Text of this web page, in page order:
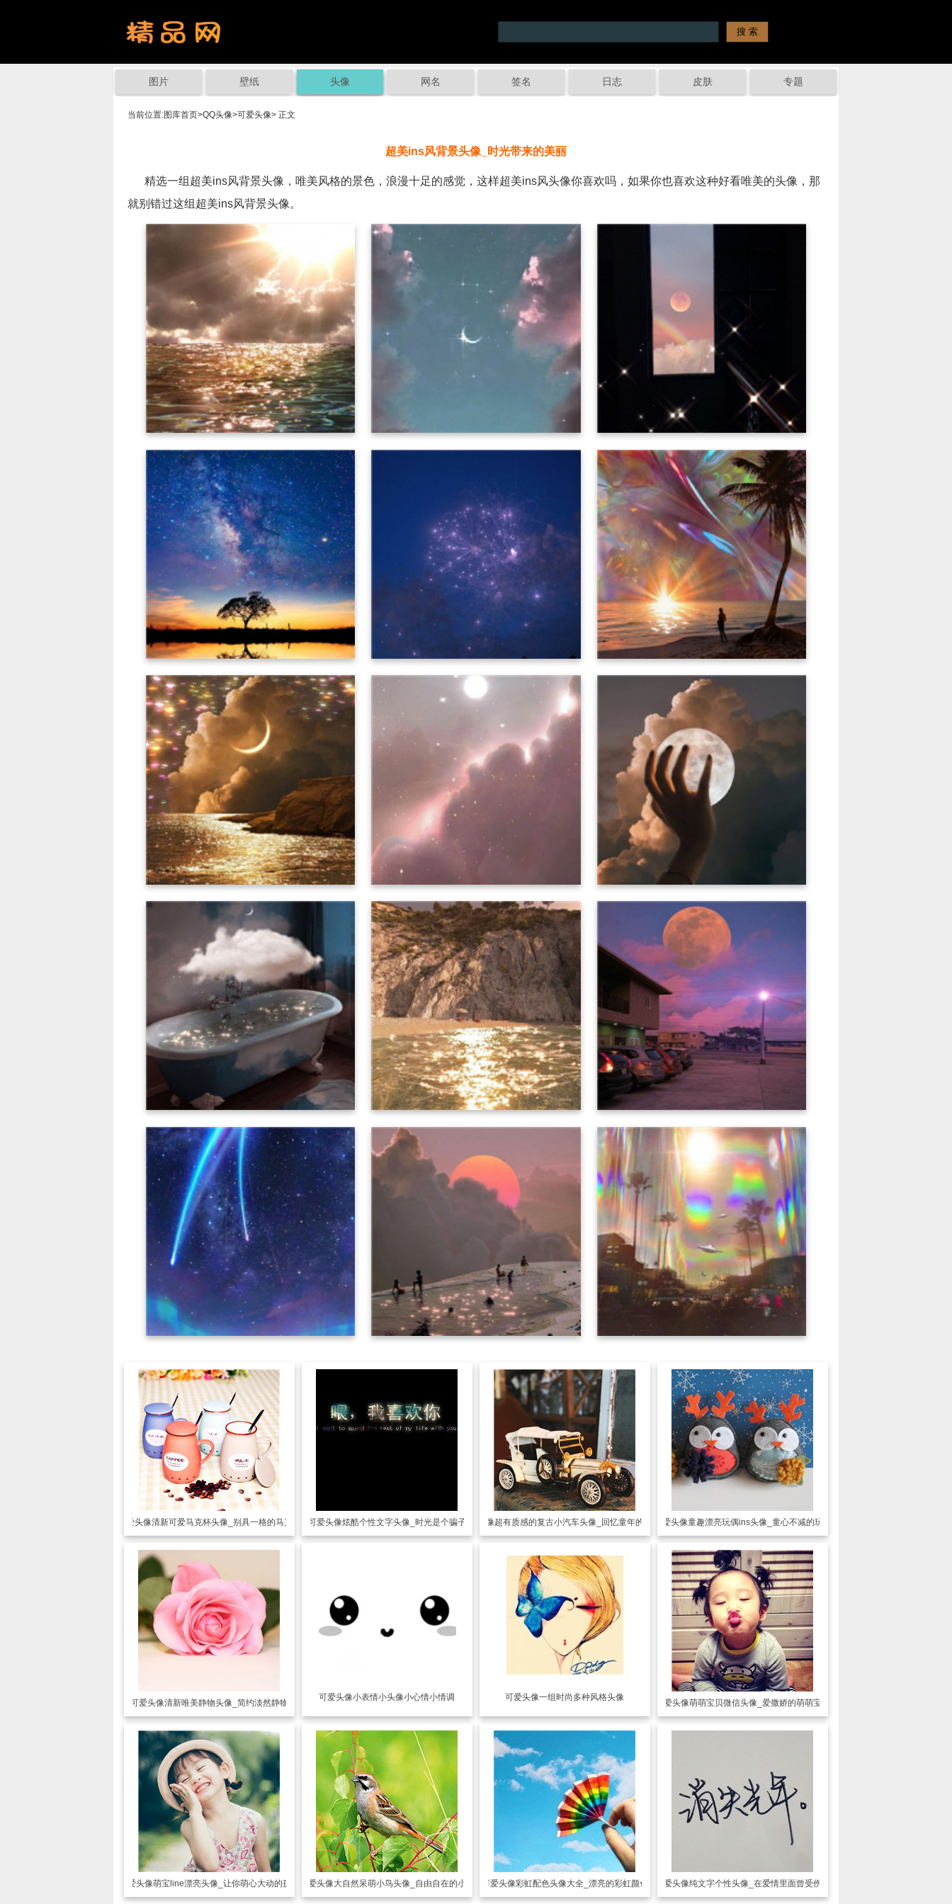
图片 壁纸 头像 网名 签名 日志 皮肤 专题
当前位置:图库首页>QQ头像>可爱头像> 正文
超美ins风背景头像_时光带来的美丽
精选一组超美ins风背景头像，唯美风格的景色，浪漫十足的感觉，这样超美ins风头像你喜欢吗，如果你也喜欢这种好看唯美的头像，那
就别错过这组超美ins风背景头像。
可爱头像清新可爱马克杯头像_别具一格的马克杯 可爱头像炫酷个性文字头像_时光是个骗子可爱头像超有质感的复古小汽车头像_回忆童年的小汽车可爱头像童趣漂亮玩偶ins头像_童心不减的玩偶
可爱头像清新唯美静物头像_简约淡然静物
可爱头像小表情小头像小心情小情调 可爱头像一组时尚多种风格头像
可爱头像萌萌宝贝微信头像_爱撒娇的萌萌宝贝
可爱头像萌宝line漂亮头像_让你萌心大动的孩子 可爱头像大自然呆萌小鸟头像_自由自在的小鸟 可爱头像彩虹配色头像大全_漂亮的彩虹颜色 可爱头像纯文字个性头像_在爱情里面曾受伤害